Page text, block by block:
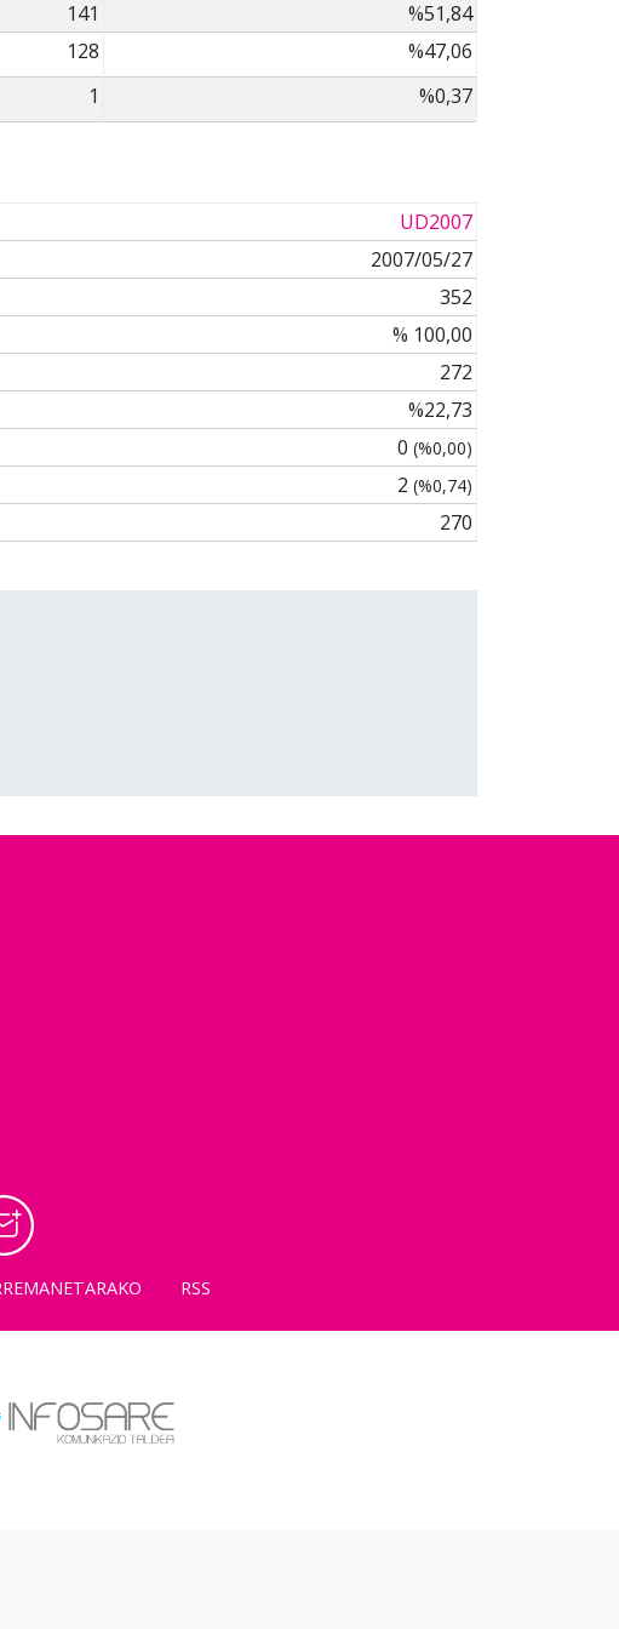
141
%51,84
128
%47,06
1 %0,37
UD2007
2007/05/27
352
% 100,00
272
%22,73
0 (%0,00)
2 (%0,74)
270
RSS